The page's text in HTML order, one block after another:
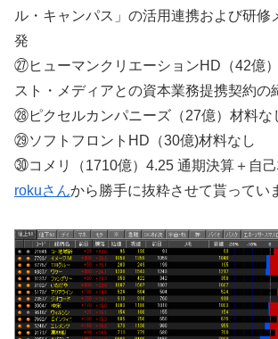
ル・キャンパス」の活用連携および研修
発
㉗ヒューマンクリエーションHD（42億
スト・メディアとの資本業務提携契約の
㉘ピクセルカンパニーズ（27億）材料な
㉙ソフトフロントHD（30億)材料なし
㉚コメリ（1710億）4.25 通期決算＋自
rokuさんから勝手に抜粋させて貰ってい